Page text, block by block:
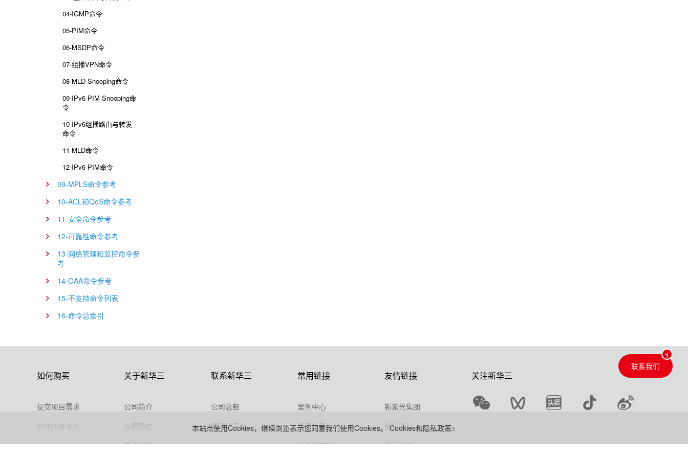
04-IGMP命令
05-PIM命令
06-MSDP命令
07-组播VPN命令
08-MLD Snooping命令
09-IPv6 PIM Snooping命
令
10-IPv6组播路由与转发
命令
11-MLD命令
12-IPv6 PIM命令
09-MPLS命令参考
10-ACL和QoS命令参考
11-安全命令参考
12-可靠性命令参考
13-网络管理和监控命令参
考
14-OAA命令参考
15-不支持命令列表
16-命令总索引
如何购买
提交项目需求
合作伙伴查询
关于新华三
公司简介
发展历史
焦点时刻
联系新华三
公司总部
集团代表处
常用链接
案例中心
知了社区
保修期查询
友情链接
新紫光集团
紫光股份
紫光计算机
关注新华三
联系我们
本站点使用Cookies，继续浏览表示您同意我们使用Cookies。 Cookies和隐私政策>